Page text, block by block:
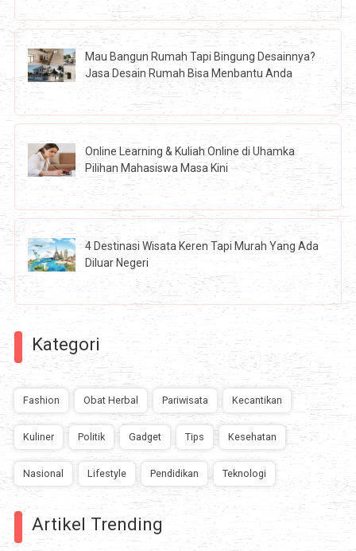
Mau Bangun Rumah Tapi Bingung Desainnya?
Jasa Desain Rumah Bisa Menbantu Anda
Online Learning & Kuliah Online di Uhamka
Pilihan Mahasiswa Masa Kini
4 Destinasi Wisata Keren Tapi Murah Yang Ada
Diluar Negeri
Kategori
Fashion Obat Herbal Pariwisata Kecantikan
Kuliner Politik Gadget Tips Kesehatan
Nasional Lifestyle Pendidikan Teknologi
Artikel Trending